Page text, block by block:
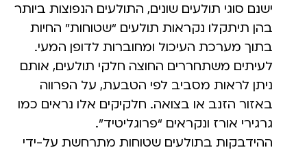
ישנם סוגי תולעים שונים, התולעים הנפוצות ביותר
בהן תיתקלו נקראות תולעים “שטוחות” החיות
בתוך מערכת העיכול ומחוברות לדופן המעי.
לעיתים משתחררים החוצה חלקי תולעים, אותם
ניתן לראות מסביב לפי הטבעת, על הפרווה
באזור הזנב או בצואה. חלקיקים אלו נראים כמו
גרגירי אורז ונקראים “פרוגליטיד”.
ההידבקות בתולעים שטוחות מתרחשת על-ידי